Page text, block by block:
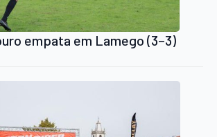
empata em Lamego (3–3)